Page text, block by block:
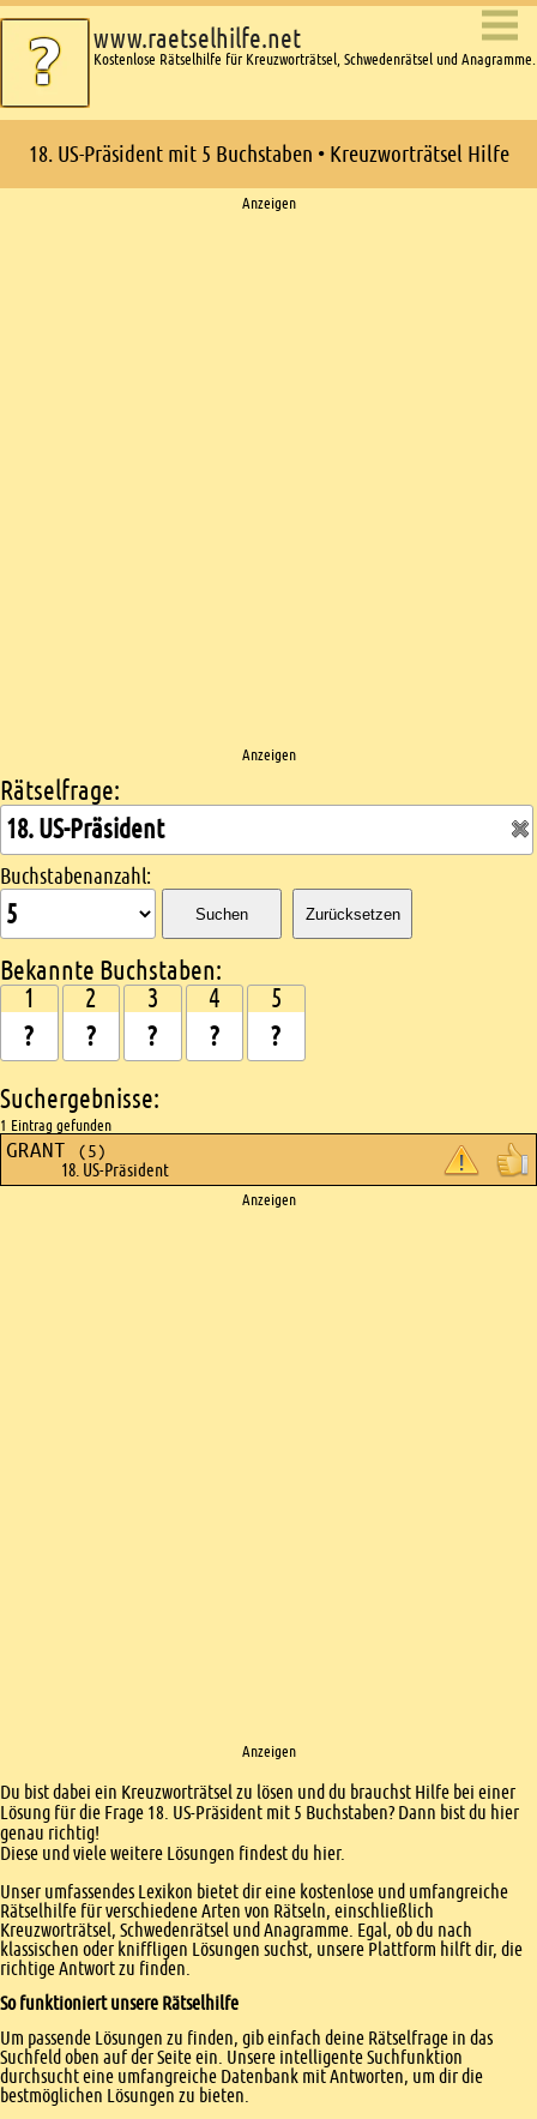
www.raetselhilfe.net
Kostenlose Rätselhilfe für Kreuzworträtsel, Schwedenrätsel und Anagramme.
18. US-Präsident mit 5 Buchstaben • Kreuzworträtsel Hilfe
Anzeigen
Anzeigen
Kreuzworträtsel suchen
Rätselfrage:
Buchstabenanzahl:
Suchen Zurücksetzen
Bekannte Buchstaben:
1 2 3 4 5
Suchergebnisse:
1 Eintrag gefunden
GRANT (5)
18. US-Präsident
Anzeigen
Anzeigen
Einleitung
Du bist dabei ein Kreuzworträtsel zu lösen und du brauchst Hilfe bei einer
Lösung für die Frage 18. US-Präsident mit 5 Buchstaben? Dann bist du hier
genau richtig!
Diese und viele weitere Lösungen findest du hier.
Unser umfassendes Lexikon bietet dir eine kostenlose und umfangreiche
Rätselhilfe für verschiedene Arten von Rätseln, einschließlich
Kreuzworträtsel, Schwedenrätsel und Anagramme. Egal, ob du nach
klassischen oder kniffligen Lösungen suchst, unsere Plattform hilft dir, die
richtige Antwort zu finden.
So funktioniert unsere Rätselhilfe
Um passende Lösungen zu finden, gib einfach deine Rätselfrage in das
Suchfeld oben auf der Seite ein. Unsere intelligente Suchfunktion
durchsucht eine umfangreiche Datenbank mit Antworten, um dir die
bestmöglichen Lösungen zu bieten.